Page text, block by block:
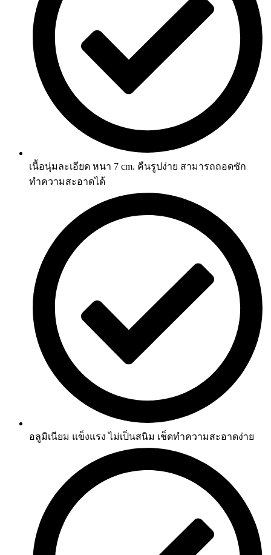
เนื้อนุ่มละเอียด หนา 7 cm. คืนรูปง่าย สามารถถอดซัก
ทำความสะอาดได้
อลูมิเนียม แข็งแรง ไม่เป็นสนิม เช็ดทำความสะอาดง่าย